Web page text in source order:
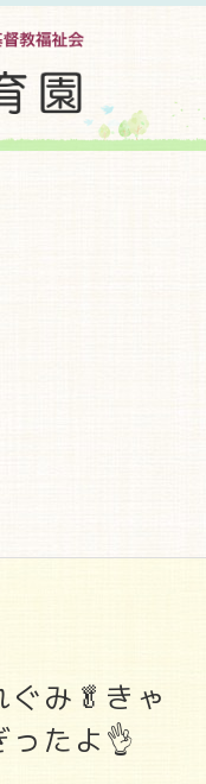
ぐみ🥬きゃ
ったよ👌